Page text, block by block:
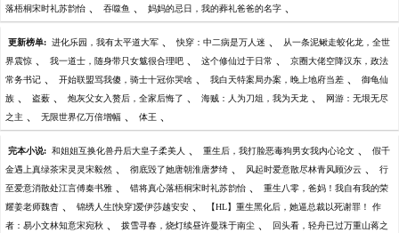
落梧桐宋时礼苏韵怡 、 吞噬鱼 、 妈妈的忌日，我的葬礼爸爸的名字 、
更新榜单: 进化乐园，我有太平道大军 、 快穿：中二病是万人迷 、 从一条泥鳅走蛟化龙，全世
界震惊 、 我一道士，随身带只女魃很合理吧 、 这个修仙过于日常 、 京圈大佬空降汉东，政法
常务书记 、 开始联盟骂我傻，骑士十冠你哭啥 、 我白天特案局办案，晚上地府当差 、 御龟仙
族 、 盗薮 、 炮灰父女入赘后，全家后悔了 、 海贼：人为刀俎，我为天龙 、 网游：无垠无尽
之主 、 无限世界亿万倍增幅 、 体王 、
完本小说: 和姐姐互换化兽丹后大皇子柔美人 、 重生后，我打脸恶毒狗男女我内心论文 、 假千
金遇上真绿茶宋灵灵宋毅然 、 彻底毁了她唐朝淮唐梦绮 、 风起时爱意散尽林青风顾汐云 、 行
至爱意消散处江言傅秦书雅 、 错将真心落梧桐宋时礼苏韵怡 、 重生八零，爸妈！我自有我的荣
耀姜老师魏杳 、 锦绣人生[快穿]爱伊莎越安安 、 【HL】重生黑化后，她逼总裁以死谢罪！ 作
者：易小文林知意宋宛秋 、 拨雪寻春，烧灯续昼许曼珠于南尘 、 回头看，轻舟已过万重山蒋之